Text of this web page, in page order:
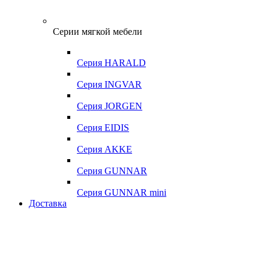
Серии мягкой мебели
Серия HARALD
Серия INGVAR
Серия JORGEN
Серия EIDIS
Серия AKKE
Серия GUNNAR
Серия GUNNAR mini
Доставка